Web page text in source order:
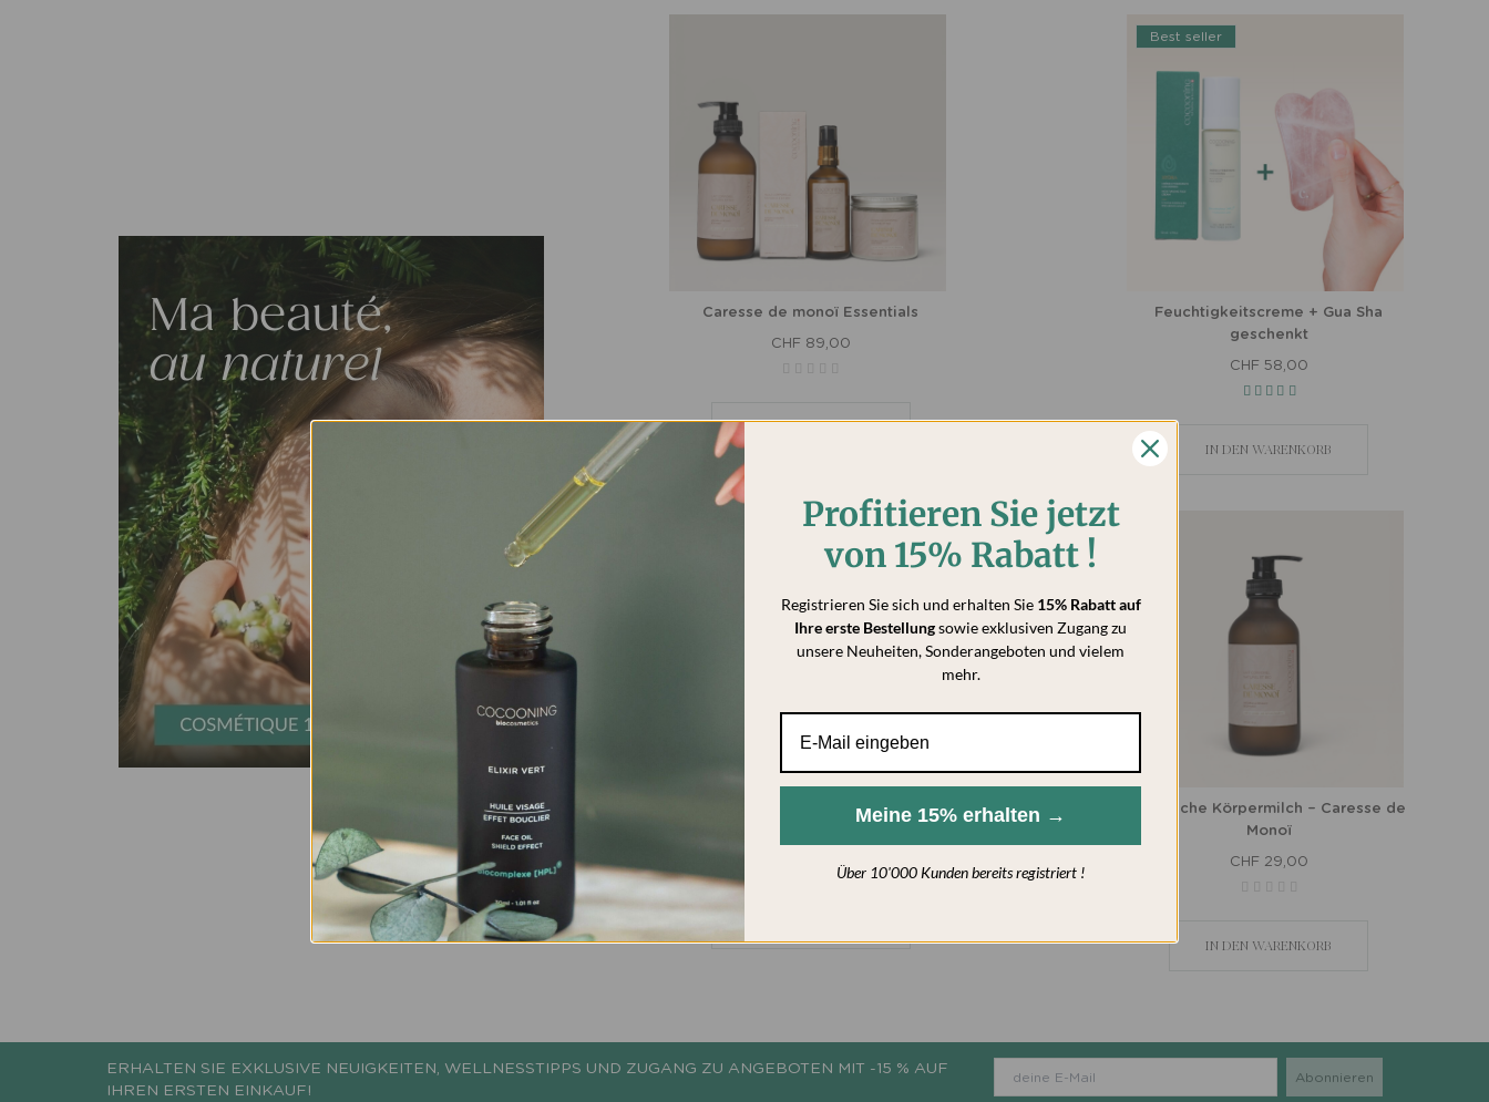
Caresse de monoï Essentials
CHF 89,00
IN DEN WARENKORB
Best seller
Feuchtigkeitscreme + Gua Sha
geschenkt
CHF 58,00
IN DEN WARENKORB
Deodorant roll-on Herbal
Natürliche Körpermilch – Caresse de
Monoï
CHF 29,00
IN DEN WARENKORB
ERHALTEN SIE EXKLUSIVE NEUIGKEITEN, WELLNESSTIPPS UND ZUGANG ZU ANGEBOTEN MIT -15 % AUF
IHREN ERSTEN EINKAUF!
Profitieren Sie jetzt
von 15% Rabatt !
Registrieren Sie sich und erhalten Sie 15% Rabatt auf
Ihre erste Bestellungsowie exklusiven Zugang zu
unsere Neuheiten, Sonderangeboten und vielem
mehr.
Meine 15% erhalten →
Über 10'000 Kunden bereits registriert !